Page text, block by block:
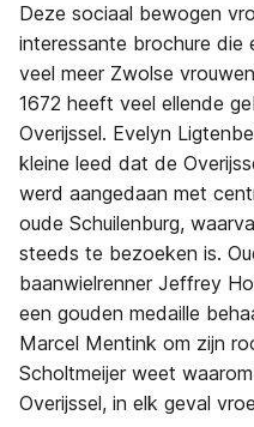
Deze sociaal bewogen
interessante brochure die
veel meer Zwolse
1672 heeft veel ellende
Overijssel. Evelyn
kleine leed dat de
werd aangedaan met
oude Schuilenburg,
steeds te bezoeken is.
baanwielrenner Jeffrey
een gouden medaille
Marcel Mentink om zijn
Scholtmeijer weet
Overijssel, in elk geval